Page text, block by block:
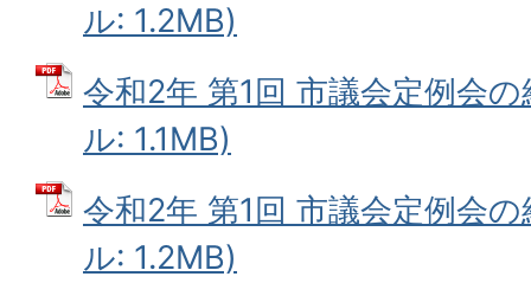
ル: 1.2MB)
令和2年 第1回 市議会定例会
ル: 1.1MB)
令和2年 第1回 市議会定例会
ル: 1.2MB)